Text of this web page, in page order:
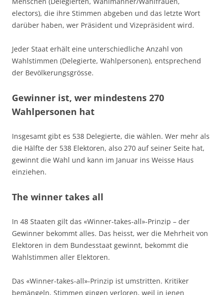
electors), die ihre Stimmen abgeben und das letzte Wort
darüber haben, wer Präsident und Vizepräsident wird.
Jeder Staat erhält eine unterschiedliche Anzahl von
Wahlstimmen (Delegierte, Wahlpersonen), entsprechend
der Bevölkerungsgrösse.
Gewinner ist, wer mindestens 270
Wahlpersonen hat
Insgesamt gibt es 538 Delegierte, die wählen. Wer mehr als
die Hälfte der 538 Elektoren, also 270 auf seiner Seite hat,
gewinnt die Wahl und kann im Januar ins Weisse Haus
einziehen.
The winner takes all
In 48 Staaten gilt das «Winner-takes-all»-Prinzip – der
Gewinner bekommt alles. Das heisst, wer die Mehrheit von
Elektoren in dem Bundesstaat gewinnt, bekommt die
Wahlstimmen aller Elektoren.
Das «Winner-takes-all»-Prinzip ist umstritten. Kritiker
bemängeln, Stimmen gingen verloren, weil in jenen